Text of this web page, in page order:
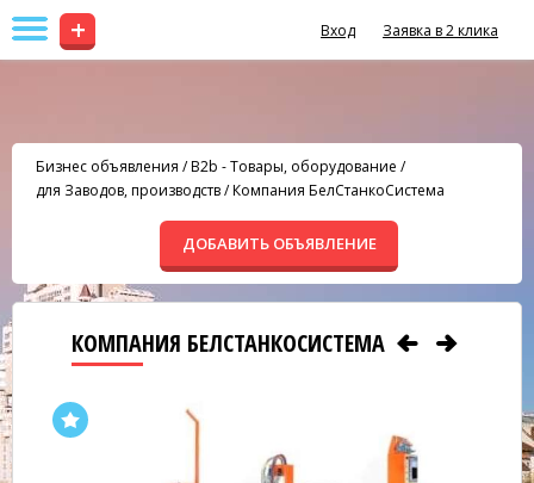
+ Вход Заявка в 2 клика
Бизнес объявления /B2b - Товары, оборудование /
для Заводов, производств/Компания БелСтанкоСистема
ДОБАВИТЬ ОБЪЯВЛЕНИЕ
КОМПАНИЯ БЕЛСТАНКОСИСТЕМА